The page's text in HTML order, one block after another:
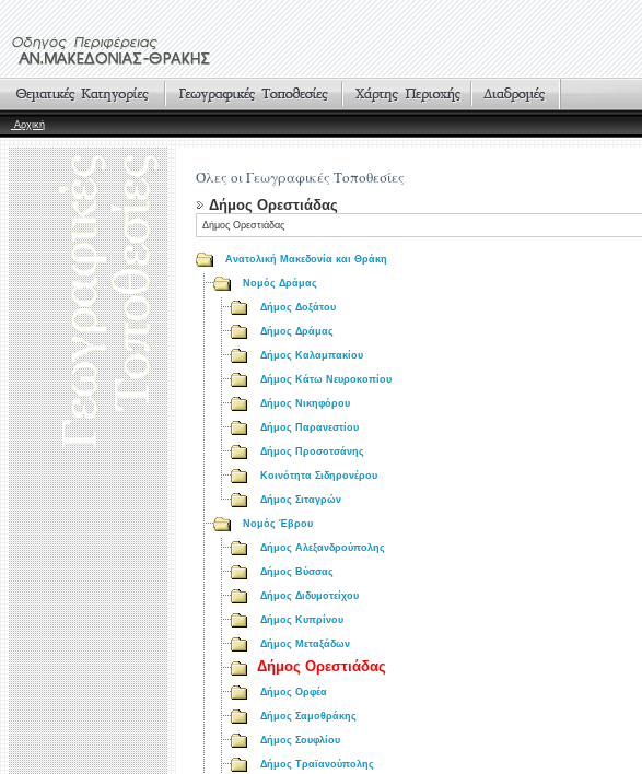
Αρχική
Όλες οι Γεωγραφικές Τοποθεσίες
Δήμος Ορεστιάδας
Δήμος Ορεστιάδας
Ανατολική Μακεδονία και Θράκη
Νομός Δράμας
Δήμος Δοξάτου
Δήμος Δράμας
Δήμος Καλαμπακίου
Δήμος Κάτω Νευροκοπίου
Δήμος Νικηφόρου
Δήμος Παρανεστίου
Δήμος Προσοτσάνης
Κοινότητα Σιδηρονέρου
Δήμος Σιταγρών
Νομός Έβρου
Δήμος Αλεξανδρούπολης
Δήμος Βύσσας
Δήμος Διδυμοτείχου
Δήμος Κυπρίνου
Δήμος Μεταξάδων
Δήμος Ορεστιάδας
Δήμος Ορφέα
Δήμος Σαμοθράκης
Δήμος Σουφλίου
Δήμος Τραϊανούπολης